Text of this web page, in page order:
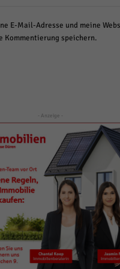
E-Mail-Adresse und meine
Kommentierung speichern.
- Anzeige -